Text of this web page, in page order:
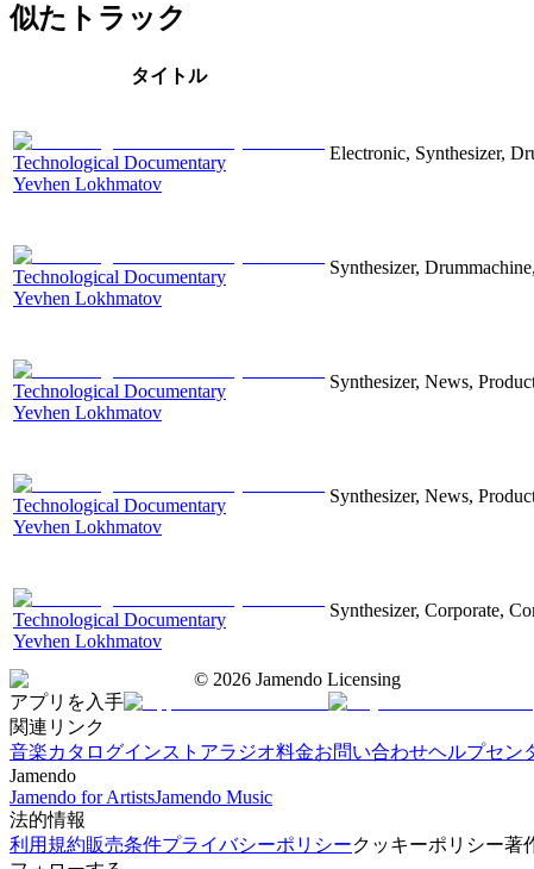
似たトラック
タイトル
Technological Documentary
Yevhen Lokhmatov
Electronic, Synthesizer,
Technological Documentary
Yevhen Lokhmatov
Synthesizer,
Technological Documentary
Yevhen Lokhmatov
Synthesizer, News,
Technological Documentary
Yevhen Lokhmatov
Synthesizer, News,
Technological Documentary
Yevhen Lokhmatov
Synthesizer, Corporate,
© 2026 Jamendo Licensing
アプリを入手
関連リンク
音楽カタログインストアラジオ料金お問い合わせヘルプセン
Jamendo
Jamendo for ArtistsJamendo Music
法的情報
利用規約販売条件プライバシーポリシークッキーポリシー著